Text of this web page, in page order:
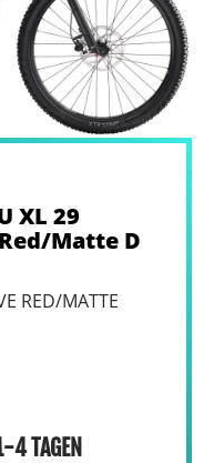
XL 29
Matte D
RED/MATTE
4 TAGEN